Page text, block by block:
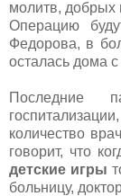
молитв,
Операцию
Федорова, в
осталась дома
Последние
количество
говорит, что
детские игры
больницу,